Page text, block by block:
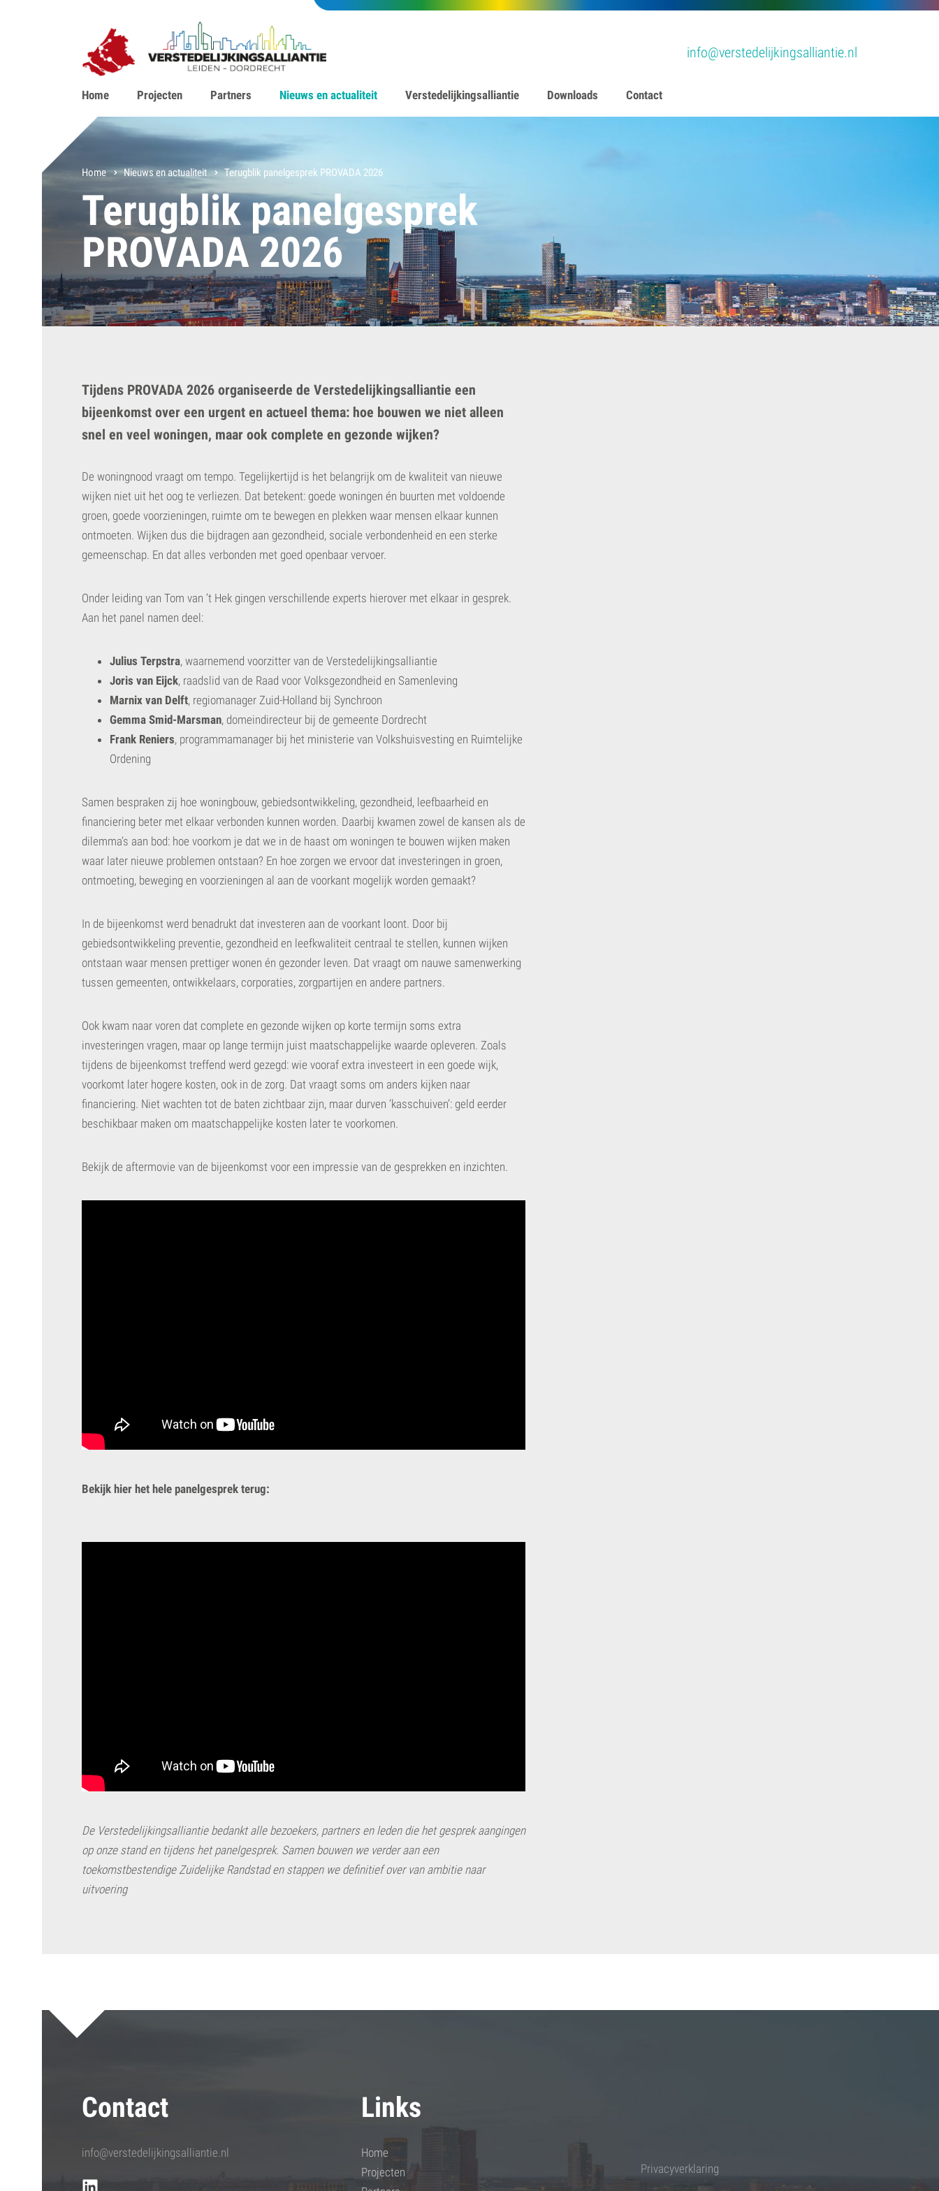
info@verstedelijkingsalliantie.nl
Home Projecten Partners Nieuws en actualiteit Verstedelijkingsalliantie Downloads Contact
Home Nieuws en actualiteit Terugblik panelgesprek PROVADA 2026
Terugblik panelgesprek
PROVADA 2026
Tijdens PROVADA 2026 organiseerde de Verstedelijkingsalliantie een
bijeenkomst over een urgent en actueel thema: hoe bouwen we niet alleen
snel en veel woningen, maar ook complete en gezonde wijken?
De woningnood vraagt om tempo. Tegelijkertijd is het belangrijk om de kwaliteit van nieuwe
wijken niet uit het oog te verliezen. Dat betekent: goede woningen én buurten met voldoende
groen, goede voorzieningen, ruimte om te bewegen en plekken waar mensen elkaar kunnen
ontmoeten. Wijken dus die bijdragen aan gezondheid, sociale verbondenheid en een sterke
gemeenschap. En dat alles verbonden met goed openbaar vervoer.
Onder leiding van Tom van ’t Hek gingen verschillende experts hierover met elkaar in gesprek.
Aan het panel namen deel:
Julius Terpstra, waarnemend voorzitter van de Verstedelijkingsalliantie
Joris van Eijck, raadslid van de Raad voor Volksgezondheid en Samenleving
Marnix van Delft, regiomanager Zuid-Holland bij Synchroon
Gemma Smid-Marsman, domeindirecteur bij de gemeente Dordrecht
Frank Reniers, programmamanager bij het ministerie van Volkshuisvesting en Ruimtelijke
Ordening
Samen bespraken zij hoe woningbouw, gebiedsontwikkeling, gezondheid, leefbaarheid en
financiering beter met elkaar verbonden kunnen worden. Daarbij kwamen zowel de kansen als de
dilemma’s aan bod: hoe voorkom je dat we in de haast om woningen te bouwen wijken maken
waar later nieuwe problemen ontstaan? En hoe zorgen we ervoor dat investeringen in groen,
ontmoeting, beweging en voorzieningen al aan de voorkant mogelijk worden gemaakt?
In de bijeenkomst werd benadrukt dat investeren aan de voorkant loont. Door bij
gebiedsontwikkeling preventie, gezondheid en leefkwaliteit centraal te stellen, kunnen wijken
ontstaan waar mensen prettiger wonen én gezonder leven. Dat vraagt om nauwe samenwerking
tussen gemeenten, ontwikkelaars, corporaties, zorgpartijen en andere partners.
Ook kwam naar voren dat complete en gezonde wijken op korte termijn soms extra
investeringen vragen, maar op lange termijn juist maatschappelijke waarde opleveren. Zoals
tijdens de bijeenkomst treffend werd gezegd: wie vooraf extra investeert in een goede wijk,
voorkomt later hogere kosten, ook in de zorg. Dat vraagt soms om anders kijken naar
financiering. Niet wachten tot de baten zichtbaar zijn, maar durven ‘kasschuiven’: geld eerder
beschikbaar maken om maatschappelijke kosten later te voorkomen.
Bekijk de aftermovie van de bijeenkomst voor een impressie van de gesprekken en inzichten.
Bekijk hier het hele panelgesprek terug:
De Verstedelijkingsalliantie bedankt alle bezoekers, partners en leden die het gesprek aangingen
op onze stand en tijdens het panelgesprek. Samen bouwen we verder aan een
toekomstbestendige Zuidelijke Randstad en stappen we definitief over van ambitie naar
uitvoering
Contact
info@verstedelijkingsalliantie.nl
Links
Home
Projecten
Privacyverklaring